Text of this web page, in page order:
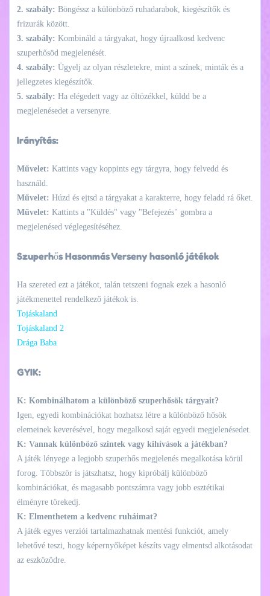
2. szabály: Böngéssz a különböző ruhadarabok, kiegészítők és
frizurák között.
3. szabály: Kombináld a tárgyakat, hogy újraalkosd kedvenc
szuperhősöd megjelenését.
4. szabály: Ügyelj az olyan részletekre, mint a színek, minták és a
jellegzetes kiegészítők.
5. szabály: Ha elégedett vagy az öltözékkel, küldd be a
megjelenésedet a versenyre.
Irányítás:
Művelet: Kattints vagy koppints egy tárgyra, hogy felvedd és
használd.
Művelet: Húzd és ejtsd a tárgyakat a karakterre, hogy feladd rá őket.
Művelet: Kattints a "Küldés" vagy "Befejezés" gombra a
megjelenésed véglegesítéséhez.
Szuperhős Hasonmás Verseny hasonló játékok
Ha szereted ezt a játékot, talán tetszeni fognak ezek a hasonló
játékmenettel rendelkező játékok is.
Tojáskaland
Tojáskaland 2
Drága Baba
GYIK:
K: Kombinálhatom a különböző szuperhősök tárgyait?
Igen, egyedi kombinációkat hozhatsz létre a különböző hősök
elemeinek keverésével, hogy megalkosd saját egyedi megjelenésedet.
K: Vannak különböző szintek vagy kihívások a játékban?
A játék lényege a legjobb szuperhős megjelenés megalkotása körül
forog. Többször is játszhatsz, hogy kipróbálj különböző
kombinációkat, és magasabb pontszámra vagy jobb esztétikai
élményre törekedj.
K: Elmenthetem a kedvenc ruháimat?
A játék egyes verziói tartalmazhatnak mentési funkciót, amely
lehetővé teszi, hogy képernyőképet készíts vagy elmentsd alkotásodat
az eszközödre.